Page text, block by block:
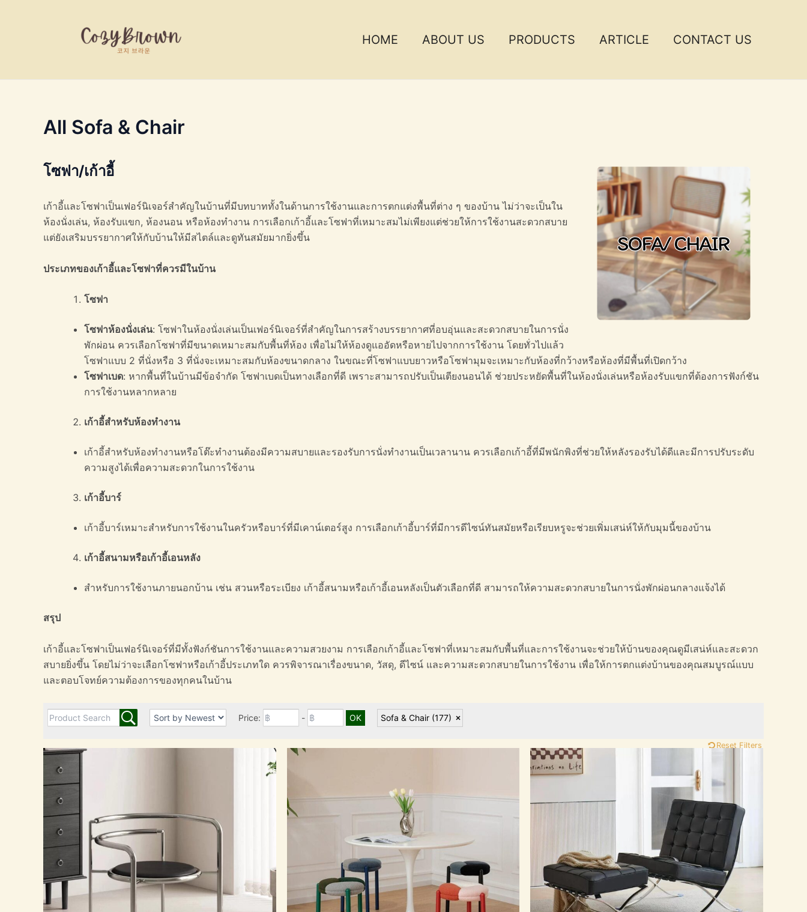
HOME ABOUT US PRODUCTS ARTICLE CONTACT US
All Sofa & Chair
โซฟา/เก้าอี้
เก้าอี้และโซฟาเป็นเฟอร์นิเจอร์สำคัญในบ้านที่มีบทบาททั้งในด้านการใช้งานและการตกแต่งพื้นที่ต่าง ๆ ของบ้าน ไม่ว่าจะเป็นใน
ห้องนั่งเล่น, ห้องรับแขก, ห้องนอน หรือห้องทำงาน การเลือกเก้าอี้และโซฟาที่เหมาะสมไม่เพียงแต่ช่วยให้การใช้งานสะดวกสบาย
แต่ยังเสริมบรรยากาศให้กับบ้านให้มีสไตล์และดูทันสมัยมากยิ่งขึ้น
ประเภทของเก้าอี้และโซฟาที่ควรมีในบ้าน
โซฟา
โซฟาห้องนั่งเล่น: โซฟาในห้องนั่งเล่นเป็นเฟอร์นิเจอร์ที่สำคัญในการสร้างบรรยากาศที่อบอุ่นและสะดวกสบายในการนั่ง
พักผ่อน ควรเลือกโซฟาที่มีขนาดเหมาะสมกับพื้นที่ห้อง เพื่อไม่ให้ห้องดูแออัดหรือหายไปจากการใช้งาน โดยทั่วไปแล้ว
โซฟาแบบ 2 ที่นั่งหรือ 3 ที่นั่งจะเหมาะสมกับห้องขนาดกลาง ในขณะที่โซฟาแบบยาวหรือโซฟามุมจะเหมาะกับห้องที่กว้างหรือห้องที่มีพื้นที่เปิดกว้าง
โซฟาเบด: หากพื้นที่ในบ้านมีข้อจำกัด โซฟาเบดเป็นทางเลือกที่ดี เพราะสามารถปรับเป็นเตียงนอนได้ ช่วยประหยัดพื้นที่ในห้องนั่งเล่นหรือห้องรับแขกที่ต้องการฟังก์ชัน
การใช้งานหลากหลาย
เก้าอี้สำหรับห้องทำงาน
เก้าอี้สำหรับห้องทำงานหรือโต๊ะทำงานต้องมีความสบายและรองรับการนั่งทำงานเป็นเวลานาน ควรเลือกเก้าอี้ที่มีพนักพิงที่ช่วยให้หลังรองรับได้ดีและมีการปรับระดับ
ความสูงได้เพื่อความสะดวกในการใช้งาน
เก้าอี้บาร์
เก้าอี้บาร์เหมาะสำหรับการใช้งานในครัวหรือบาร์ที่มีเคาน์เตอร์สูง การเลือกเก้าอี้บาร์ที่มีการดีไซน์ทันสมัยหรือเรียบหรูจะช่วยเพิ่มเสน่ห์ให้กับมุมนี้ของบ้าน
เก้าอี้สนามหรือเก้าอี้เอนหลัง
สำหรับการใช้งานภายนอกบ้าน เช่น สวนหรือระเบียง เก้าอี้สนามหรือเก้าอี้เอนหลังเป็นตัวเลือกที่ดี สามารถให้ความสะดวกสบายในการนั่งพักผ่อนกลางแจ้งได้
สรุป
เก้าอี้และโซฟาเป็นเฟอร์นิเจอร์ที่มีทั้งฟังก์ชันการใช้งานและความสวยงาม การเลือกเก้าอี้และโซฟาที่เหมาะสมกับพื้นที่และการใช้งานจะช่วยให้บ้านของคุณดูมีเสน่ห์และสะดวก
สบายยิ่งขึ้น โดยไม่ว่าจะเลือกโซฟาหรือเก้าอี้ประเภทใด ควรพิจารณาเรื่องขนาด, วัสดุ, ดีไซน์ และความสะดวกสบายในการใช้งาน เพื่อให้การตกแต่งบ้านของคุณสมบูรณ์แบบ
และตอบโจทย์ความต้องการของทุกคนในบ้าน
Price: - Sofa & Chair (177)
Reset Filters